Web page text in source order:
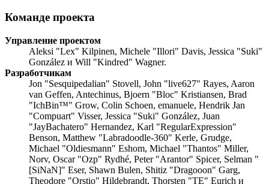
Команде проекта
Управление проектом
Aleksi "Lex" Kilpinen, Michele "Illori" Davis, Jessica "Suki"
González и Will "Kindred" Wagner.
Разработчикам
Jon "Sesquipedalian" Stovell, John "live627" Rayes, Aaron
van Geffen, Antechinus, Bjoern "Bloc" Kristiansen, Brad
"IchBin™" Grow, Colin Schoen, emanuele, Hendrik Jan
"Compuart" Visser, Jessica "Suki" González, Juan
"JayBachatero" Hernandez, Karl "RegularExpression"
Benson, Matthew "Labradoodle-360" Kerle, Grudge,
Michael "Oldiesmann" Eshom, Michael "Thantos" Miller,
Norv, Oscar "Ozp" Rydhé, Peter "Arantor" Spicer, Selman "
[SiNaN]" Eser, Shawn Bulen, Shitiz "Dragooon" Garg,
Theodore "Orstio" Hildebrandt, Thorsten "TE" Eurich и